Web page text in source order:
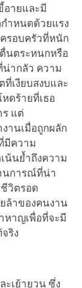
อายและมี
ำหนดด้วยแรง
รอบครัวที่หนัก
นตระหนกหรือ
ากลัว ความ
เงียบสงบและ
ดร้ายที่เธอ
แต่
านเมื่อถูกผลัก
มีความ
น้นย้ำถึงความ
นการณ์ที่น่า
วิตรอด
ล้าของคนงาน
หาญเพื่อที่จะมี
ริง
ะเย้ายวน ซึ่ง